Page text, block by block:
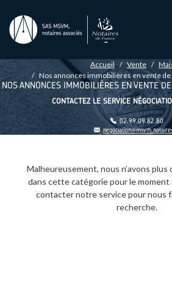
FIL D'ARIANE Accueil Vente
Nos annonces immobilières en vente de
NOS ANNONCES IMMOBILIÈRES EN VENTE
CONTACTEZ LE SERVICE
02.99.09.82.80
Malheureusement, nous n’avons plus
dans cette catégorie pour le moment
contacter notre service pour nous
recherche.